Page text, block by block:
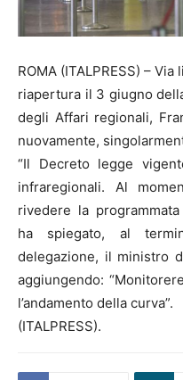
ROMA (ITALPRESS) –
riapertura il 3 giugno
degli Affari regionali,
nuovamente,
“Il Decreto legge
infraregionali. Al
rivedere la
ha spiegato, al
delegazione, il ministro
aggiungendo:
l’andamento della curva”.
(ITALPRESS).